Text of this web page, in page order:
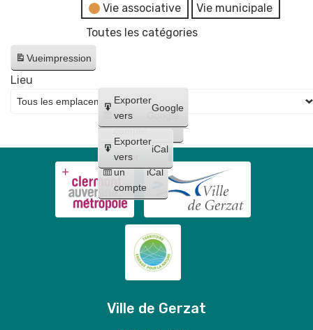
Jumelage
🎉
Vie associative
Vie municipale
Toutes les catégories
Vueimpression
Créer
un
compte
Google
Créer
un
compte
iCal
Exporter
vers
Google
Exporter
vers
iCal
Lieu
Ville de Gerzat